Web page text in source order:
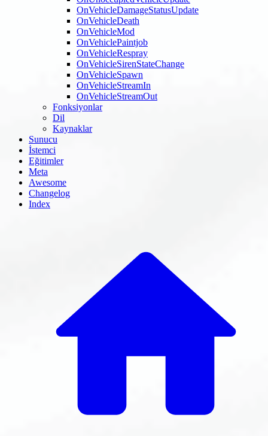
OnVehicleDamageStatusUpdate
OnVehicleDeath
OnVehicleMod
OnVehiclePaintjob
OnVehicleRespray
OnVehicleSirenStateChange
OnVehicleSpawn
OnVehicleStreamIn
OnVehicleStreamOut
Fonksiyonlar
Dil
Kaynaklar
Sunucu
İstemci
Eğitimler
Meta
Awesome
Changelog
Index